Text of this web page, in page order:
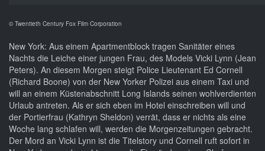
© Twentieth Century Fox Film Corporation
New York: Aus einem Apartmentblock tragen Sanitäter eines
Nachts die Leiche einer jungen Frau, des Models Vicki Lynn (Jean
Peters). An diesem Morgen steigt Police Lieutenant Ed Cornell
(Richard Boone) von der New Yorker Polizei aus einem Taxi und
will an einem Küstenabschnitt Long Islands seinen wohlverdienten
Urlaub antreten. Als er sich eben im Hotel einschreiben will und
der Portierfrau (Kathryn Sheldon) verrät, dass er nichts als eine
Woche lang schlafen will, werden die Morgenzeitungen gebracht.
Der Mord an Vicki Lynn ist die Titelstory und Cornell ruft sofort in